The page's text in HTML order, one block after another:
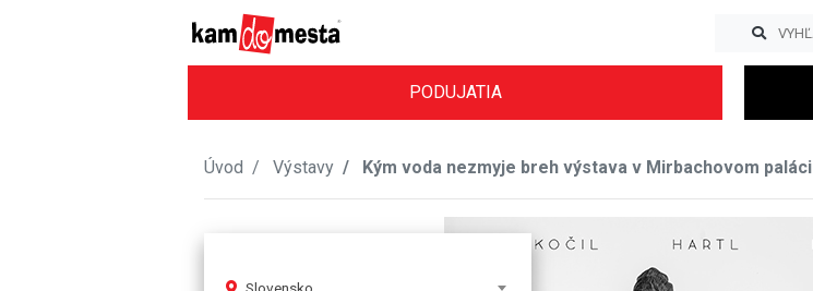
PODUJATIA
Úvod Výstavy Kým voda nezmyje breh výstava v Mirbachovom paláci
Slovensko